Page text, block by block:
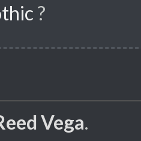
?
Vega.